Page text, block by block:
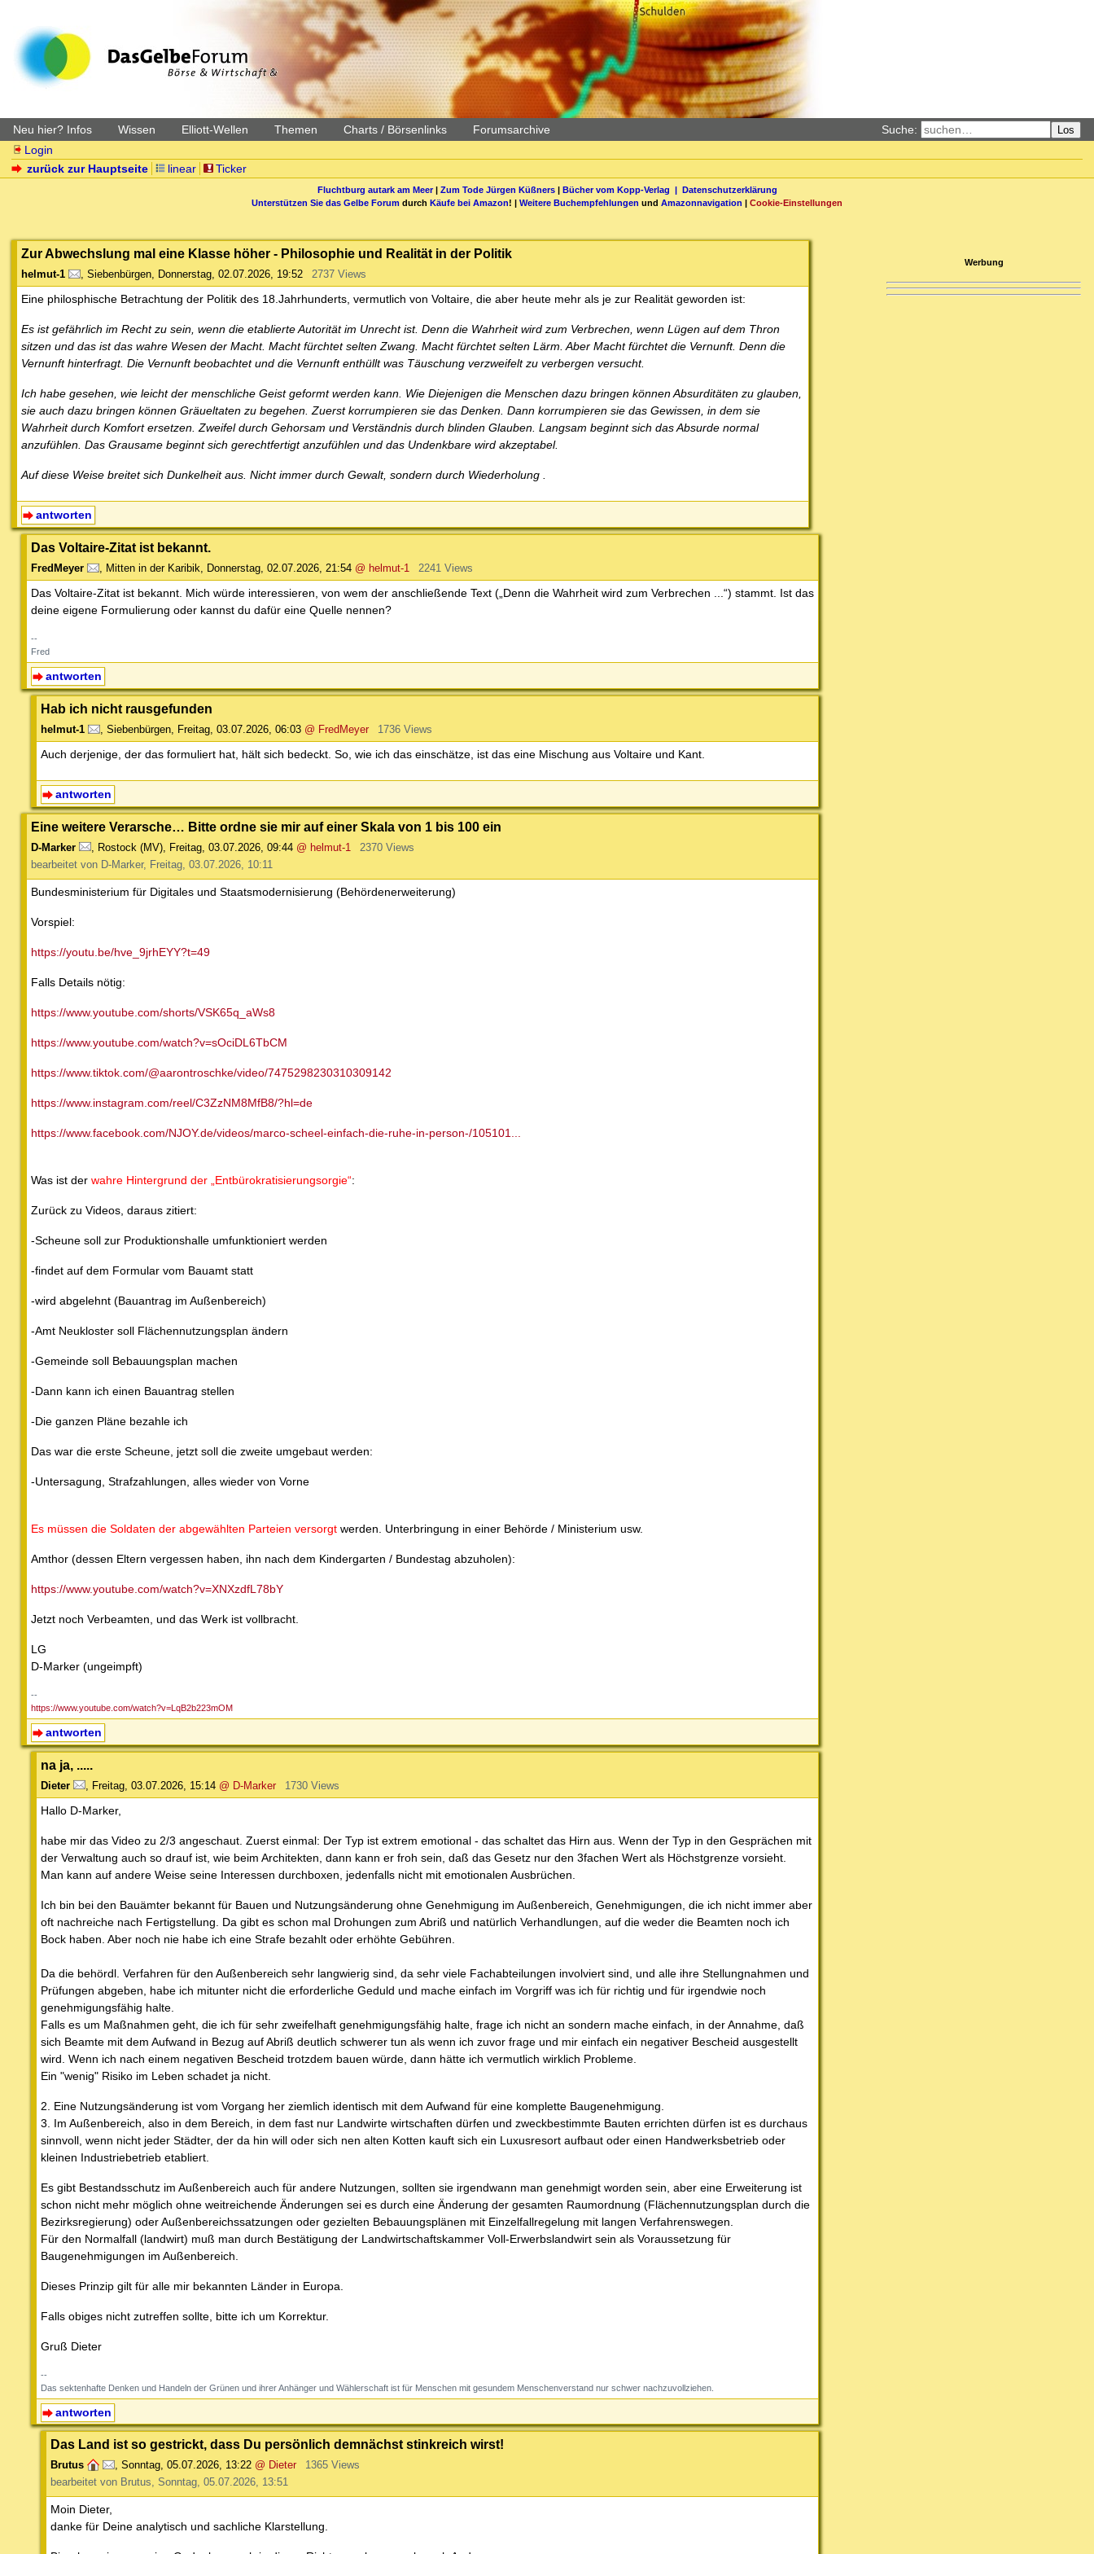
Neu hier? Infos Wissen Elliott-Wellen Themen Charts / Börsenlinks Forumsarchive Suche: Los
Login
zurück zur Hauptseite
linear Ticker
Fluchtburg autark am Meer| Zum Tode Jürgen Küßners| Bücher vom Kopp-Verlag | Datenschutzerklärung
Unterstützen Sie das Gelbe Forum durch Käufe bei Amazon! | Weitere Buchempfehlungen und Amazonnavigation | Cookie-Einstellungen
Zur Abwechslung mal eine Klasse höher - Philosophie und Realität in der Politik
helmut-1 , Siebenbürgen, Donnerstag, 02.07.2026, 19:52 2737 Views
Eine philosphische Betrachtung der Politik des 18.Jahrhunderts, vermutlich von Voltaire, die aber heute mehr als je zur Realität geworden ist:
Es ist gefährlich im Recht zu sein, wenn die etablierte Autorität im Unrecht ist. Denn die Wahrheit wird zum Verbrechen, wenn Lügen auf dem Thron
sitzen und das ist das wahre Wesen der Macht. Macht fürchtet selten Zwang. Macht fürchtet selten Lärm. Aber Macht fürchtet die Vernunft. Denn die
Vernunft hinterfragt. Die Vernunft beobachtet und die Vernunft enthüllt was Täuschung verzweifelt zu verbergen versucht.
Ich habe gesehen, wie leicht der menschliche Geist geformt werden kann. Wie Diejenigen die Menschen dazu bringen können Absurditäten zu glauben,
sie auch dazu bringen können Gräueltaten zu begehen. Zuerst korrumpieren sie das Denken. Dann korrumpieren sie das Gewissen, in dem sie
Wahrheit durch Komfort ersetzen. Zweifel durch Gehorsam und Verständnis durch blinden Glauben. Langsam beginnt sich das Absurde normal
anzufühlen. Das Grausame beginnt sich gerechtfertigt anzufühlen und das Undenkbare wird akzeptabel.
Auf diese Weise breitet sich Dunkelheit aus. Nicht immer durch Gewalt, sondern durch Wiederholung .
antworten
Das Voltaire-Zitat ist bekannt.
FredMeyer , Mitten in der Karibik, Donnerstag, 02.07.2026, 21:54 @ helmut-1 2241 Views
Das Voltaire-Zitat ist bekannt. Mich würde interessieren, von wem der anschließende Text („Denn die Wahrheit wird zum Verbrechen ...“) stammt. Ist das
deine eigene Formulierung oder kannst du dafür eine Quelle nennen?
--
Fred
antworten
Hab ich nicht rausgefunden
helmut-1 , Siebenbürgen, Freitag, 03.07.2026, 06:03 @ FredMeyer 1736 Views
Auch derjenige, der das formuliert hat, hält sich bedeckt. So, wie ich das einschätze, ist das eine Mischung aus Voltaire und Kant.
antworten
Eine weitere Verarsche… Bitte ordne sie mir auf einer Skala von 1 bis 100 ein
D-Marker Rostock (MV) Freitag, 03.07.2026, 09:44 @ helmut-1
2370 Views
bearbeitet von D-Marker, Freitag, 03.07.2026, 10:11
Bundesministerium für Digitales und Staatsmodernisierung (Behördenerweiterung)
Vorspiel:
https://youtu.be/hve_9jrhEYY?t=49
Falls Details nötig:
https://www.youtube.com/shorts/VSK65q_aWs8
https://www.youtube.com/watch?v=sOciDL6TbCM
https://www.tiktok.com/@aarontroschke/video/7475298230310309142
https://www.instagram.com/reel/C3ZzNM8MfB8/?hl=de
https://www.facebook.com/NJOY.de/videos/marco-scheel-einfach-die-ruhe-in-person-/105101...
Was ist der wahre Hintergrund der „Entbürokratisierungsorgie“:
Zurück zu Videos, daraus zitiert:
-Scheune soll zur Produktionshalle umfunktioniert werden
-findet auf dem Formular vom Bauamt statt
-wird abgelehnt (Bauantrag im Außenbereich)
-Amt Neukloster soll Flächennutzungsplan ändern
-Gemeinde soll Bebauungsplan machen
-Dann kann ich einen Bauantrag stellen
-Die ganzen Pläne bezahle ich
Das war die erste Scheune, jetzt soll die zweite umgebaut werden:
-Untersagung, Strafzahlungen, alles wieder von Vorne
Es müssen die Soldaten der abgewählten Parteien versorgt werden. Unterbringung in einer Behörde / Ministerium usw.
Amthor (dessen Eltern vergessen haben, ihn nach dem Kindergarten / Bundestag abzuholen):
https://www.youtube.com/watch?v=XNXzdfL78bY
Jetzt noch Verbeamten, und das Werk ist vollbracht.
LG
D-Marker (ungeimpft)
--
https://www.youtube.com/watch?v=LqB2b223mOM
antworten
na ja, .....
Dieter Freitag, 03.07.2026, 15:14 @ D-Marker 1730 Views
Hallo D-Marker,
habe mir das Video zu 2/3 angeschaut. Zuerst einmal: Der Typ ist extrem emotional - das schaltet das Hirn aus. Wenn der Typ in den Gesprächen mit
der Verwaltung auch so drauf ist, wie beim Architekten, dann kann er froh sein, daß das Gesetz nur den 3fachen Wert als Höchstgrenze vorsieht.
Man kann auf andere Weise seine Interessen durchboxen, jedenfalls nicht mit emotionalen Ausbrüchen.
Ich bin bei den Bauämter bekannt für Bauen und Nutzungsänderung ohne Genehmigung im Außenbereich, Genehmigungen, die ich nicht immer aber
oft nachreiche nach Fertigstellung. Da gibt es schon mal Drohungen zum Abriß und natürlich Verhandlungen, auf die weder die Beamten noch ich
Bock haben. Aber noch nie habe ich eine Strafe bezahlt oder erhöhte Gebühren.
Da die behördl. Verfahren für den Außenbereich sehr langwierig sind, da sehr viele Fachabteilungen involviert sind, und alle ihre Stellungnahmen und
Prüfungen abgeben, habe ich mitunter nicht die erforderliche Geduld und mache einfach im Vorgriff was ich für richtig und für irgendwie noch
genehmigungsfähig halte.
Falls es um Maßnahmen geht, die ich für sehr zweifelhaft genehmigungsfähig halte, frage ich nicht an sondern mache einfach, in der Annahme, daß
sich Beamte mit dem Aufwand in Bezug auf Abriß deutlich schwerer tun als wenn ich zuvor frage und mir einfach ein negativer Bescheid ausgestellt
wird. Wenn ich nach einem negativen Bescheid trotzdem bauen würde, dann hätte ich vermutlich wirklich Probleme.
Ein "wenig" Risiko im Leben schadet ja nicht.
2. Eine Nutzungsänderung ist vom Vorgang her ziemlich identisch mit dem Aufwand für eine komplette Baugenehmigung.
3. Im Außenbereich, also in dem Bereich, in dem fast nur Landwirte wirtschaften dürfen und zweckbestimmte Bauten errichten dürfen ist es durchaus
sinnvoll, wenn nicht jeder Städter, der da hin will oder sich nen alten Kotten kauft sich ein Luxusresort aufbaut oder einen Handwerksbetrieb oder
kleinen Industriebetrieb etabliert.
Es gibt Bestandsschutz im Außenbereich auch für andere Nutzungen, sollten sie irgendwann man genehmigt worden sein, aber eine Erweiterung ist
schon nicht mehr möglich ohne weitreichende Änderungen sei es durch eine Änderung der gesamten Raumordnung (Flächennutzungsplan durch die
Bezirksregierung) oder Außenbereichssatzungen oder gezielten Bebauungsplänen mit Einzelfallregelung mit langen Verfahrenswegen.
Für den Normalfall (landwirt) muß man durch Bestätigung der Landwirtschaftskammer Voll-Erwerbslandwirt sein als Voraussetzung für
Baugenehmigungen im Außenbereich.
Dieses Prinzip gilt für alle mir bekannten Länder in Europa.
Falls obiges nicht zutreffen sollte, bitte ich um Korrektur.
Gruß Dieter
--
Das sektenhafte Denken und Handeln der Grünen und ihrer Anhänger und Wählerschaft ist für Menschen mit gesundem Menschenverstand nur schwer nachzuvollziehen.
antworten
Das Land ist so gestrickt, dass Du persönlich demnächst stinkreich wirst!
Brutus , Sonntag, 05.07.2026, 13:22 @ Dieter
1365 Views
bearbeitet von Brutus, Sonntag, 05.07.2026, 13:51
Moin Dieter,
danke für Deine analytisch und sachliche Klarstellung.
Werbung